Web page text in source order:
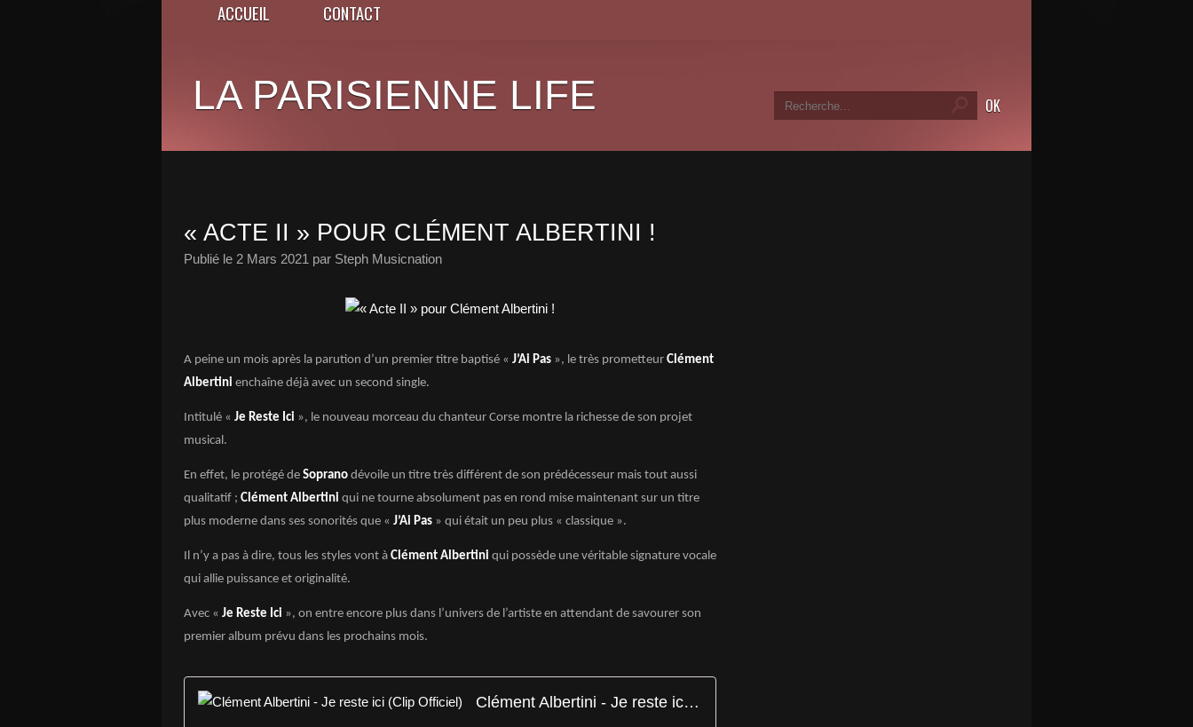
ACCUEIL CONTACT
LA PARISIENNE LIFE
« ACTE II » POUR CLÉMENT ALBERTINI !
Publié le 2 Mars 2021 par Steph Musicnation
A peine un mois après la parution d’un premier titre baptisé « J’Ai Pas », le très prometteur Clément
Albertini enchaîne déjà avec un second single.
Intitulé « Je Reste Ici », le nouveau morceau du chanteur Corse montre la richesse de son projet
musical.
En effet, le protégé de Soprano dévoile un titre très différent de son prédécesseur mais tout aussi
qualitatif ; Clément Albertini qui ne tourne absolument pas en rond mise maintenant sur un titre
plus moderne dans ses sonorités que « J’Ai Pas » qui était un peu plus « classique ».
Il n’y a pas à dire, tous les styles vont à Clément Albertini qui possède une véritable signature vocale
qui allie puissance et originalité.
Avec « Je Reste Ici », on entre encore plus dans l’univers de l’artiste en attendant de savourer son
premier album prévu dans les prochains mois.
Clément Albertini - Je reste ici (Clip Officiel)